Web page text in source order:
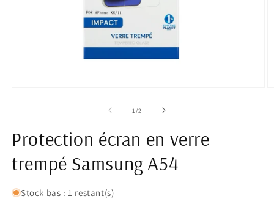
une
fenêtre
1 /de2
Protection écran en verre
trempé Samsung A54
Stock bas : 1 restant(s)